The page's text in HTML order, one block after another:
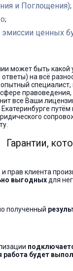
и Поглощения);
;
эмиссии ценных
может быть какой
на всё
все Ваши
Гарантии,
и прав клиента
выгодныхдля
полученный
работа будет